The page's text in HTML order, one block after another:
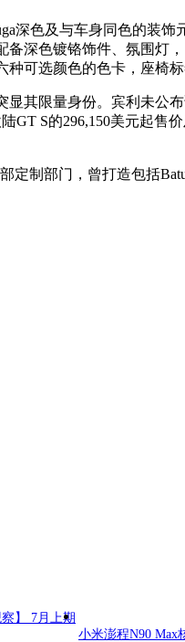
深色及与车身同色的装
深色镀铬饰件、氛围灯
可选颜色的色卡，座椅标
其限量身份。宾利未公
S的296,150美元起售
定制部门，曾打造包括
】 7月上期
小米澎程N90 Max